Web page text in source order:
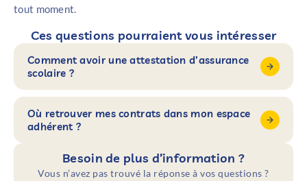
tout moment.
Ces questions pourraient vous intéresser
Comment avoir une attestation d’assurance
scolaire ?
Où retrouver mes contrats dans mon espace
adhérent ?
Besoin de plus d’information ?
Vous n’avez pas trouvé la réponse à vos questions ?